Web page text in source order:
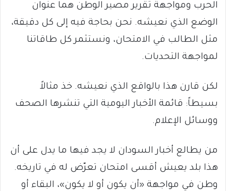
الحرب ومواجهة تقرير مصير الوطن هما عنوان
الوضع الذي نعيشه. نحن بحاجة فيه إلى كل دقيقة،
مثل الطالب في الامتحان، ونستثمر كل طاقاتنا
لمواجهة التحديات.
لكن قارن هذا بالواقع الذي نعيشه. خذ مثالاً
بسيطاً: قائمة الأخبار اليومية التي تنشرها الصحف
ووسائل الإعلام.
من يطالع أخبار السودان لا يجد فيها ما يدل على أن
هذا بلد يعيش أقسى امتحان تعرّض له في تاريخه.
وطن في مواجهة «أن يكون أو لا يكون»، البقاء أو